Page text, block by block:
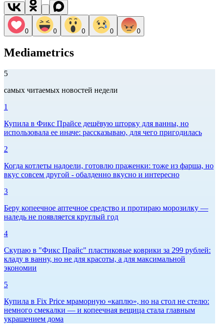
0 0 0 0 0
Mediametrics
5
самых читаемых новостей недели
1
Купила в Фикс Прайсе дешёвую шторку для ванны, но
использовала ее иначе: рассказываю, для чего пригодилась
2
Когда котлеты надоели, готовлю праженки: тоже из фарша, но
вкус совсем другой - обалденно вкусно и интересно
3
Беру копеечное аптечное средство и протираю морозилку —
наледь не появляется круглый год
4
Скупаю в "Фикс Прайс" пластиковые коврики за 299 рублей:
кладу в ванну, но не для красоты, а для максимальной
экономии
5
Купила в Fix Price мраморную «каплю», но на стол не стелю:
немного смекалки — и копеечная вещица стала главным
украшением дома